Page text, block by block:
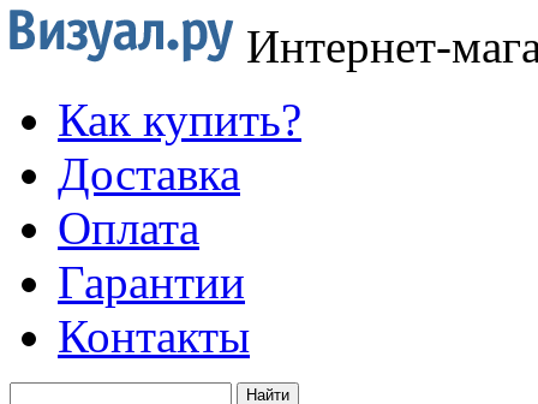
Интернет-
Как купить?
Доставка
Оплата
Гарантии
Контакты